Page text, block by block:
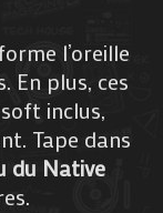
l’oreille
En plus, ces
inclus,
Tape dans
du Native